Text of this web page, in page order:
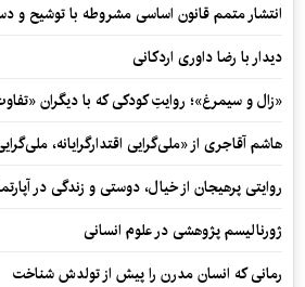
انتشار متمم قانون اساسی مشروطه با توشیح و
دیدار با رضا داوری اردکانی
«زال و سیمرغ»؛ روایتِ کودکی که با دیگران
هاشم آقاجری از «ملی‌گرایی اقتدارگرایانه،
روایتی پرهیجان از خیال، دوستی و زندگی در
ژورنالیسم پژوهشی در علوم انسانی
رمانی که انسان مدرن را پیش از تولدش شناخت